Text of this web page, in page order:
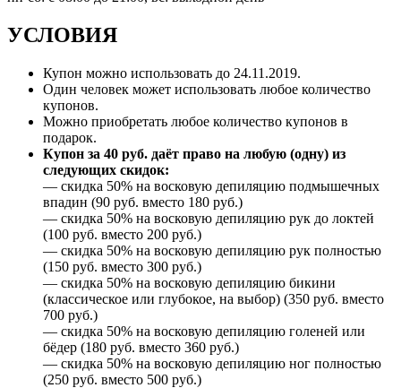
УСЛОВИЯ
Купон можно использовать до 24.11.2019.
Один человек может использовать любое количество
купонов.
Можно приобретать любое количество купонов в
подарок.
Купон за 40 руб. даёт право на любую (одну) из
следующих скидок:
— скидка 50% на восковую депиляцию подмышечных
впадин (90 руб. вместо 180 руб.)
— скидка 50% на восковую депиляцию рук до локтей
(100 руб. вместо 200 руб.)
— скидка 50% на восковую депиляцию рук полностью
(150 руб. вместо 300 руб.)
— скидка 50% на восковую депиляцию бикини
(классическое или глубокое, на выбор) (350 руб. вместо
700 руб.)
— скидка 50% на восковую депиляцию голеней или
бёдер (180 руб. вместо 360 руб.)
— скидка 50% на восковую депиляцию ног полностью
(250 руб. вместо 500 руб.)